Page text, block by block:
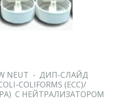
W NEUT - ДИП-СЛАЙД
COLIFORMS (ECC)/
С НЕЙТРАЛИЗАТОРОМ